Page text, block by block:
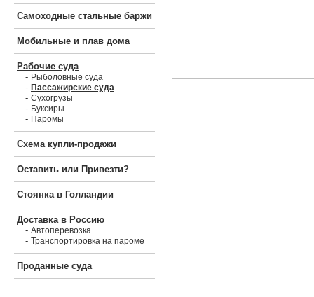
Самоходные стальные баржи
Мобильные и плав дома
Рабочие суда
- Рыболовные суда
- Пассажирские суда
- Сухогрузы
- Буксиры
- Паромы
Схема купли-продажи
Оставить или Привезти?
Стоянка в Голландии
Доставка в Россию
- Автоперевозка
- Транспортировка на пароме
Проданные суда